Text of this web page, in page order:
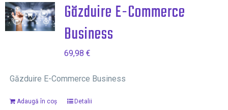
Găzduire E-Commerce
Business
69,98 €
Găzduire E-Commerce Business
Adaugă în coș Detalii